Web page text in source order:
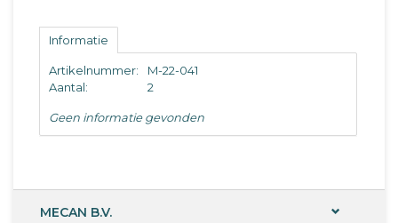
Informatie
Artikelnummer:
M-22-041
Aantal:
2
Geen informatie gevonden
MECAN B.V.